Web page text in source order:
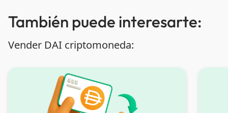
También puede interesarte:
Vender DAI criptomoneda: